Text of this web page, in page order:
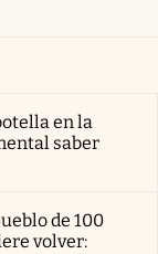
en la
saber
de 100
volver: